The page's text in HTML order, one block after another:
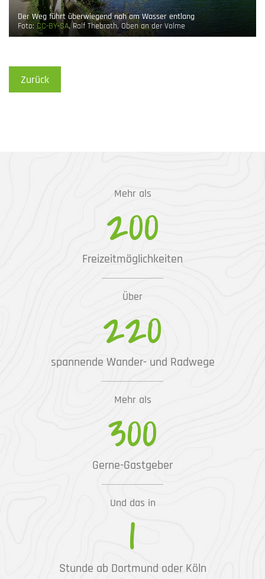
Der Weg führt überwiegend nah am Wasser entlang
Foto:CC-BY-SA, Ralf Thebrath, Oben an der Volme
Zurück
Mehr als
200
Freizeitmöglichkeiten
Über
220
spannende Wander- und Radwege
Mehr als
300
Gerne-Gastgeber
Und das in
1
Stunde ab Dortmund oder Köln